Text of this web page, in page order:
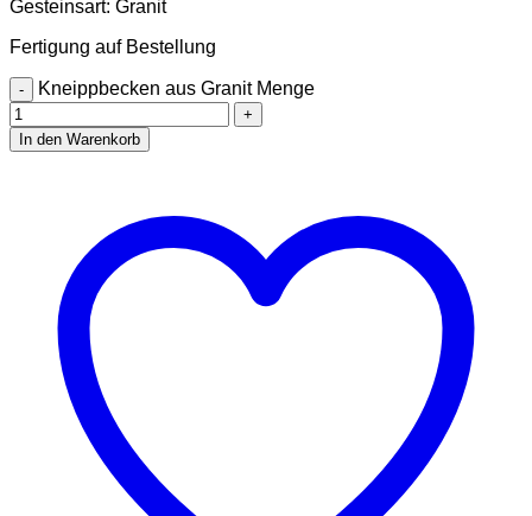
Gesteinsart: Granit
Fertigung auf Bestellung
Kneippbecken aus Granit Menge
In den Warenkorb